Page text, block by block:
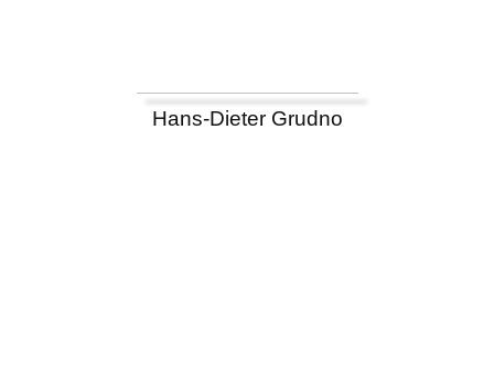
Hans-Dieter Grudno